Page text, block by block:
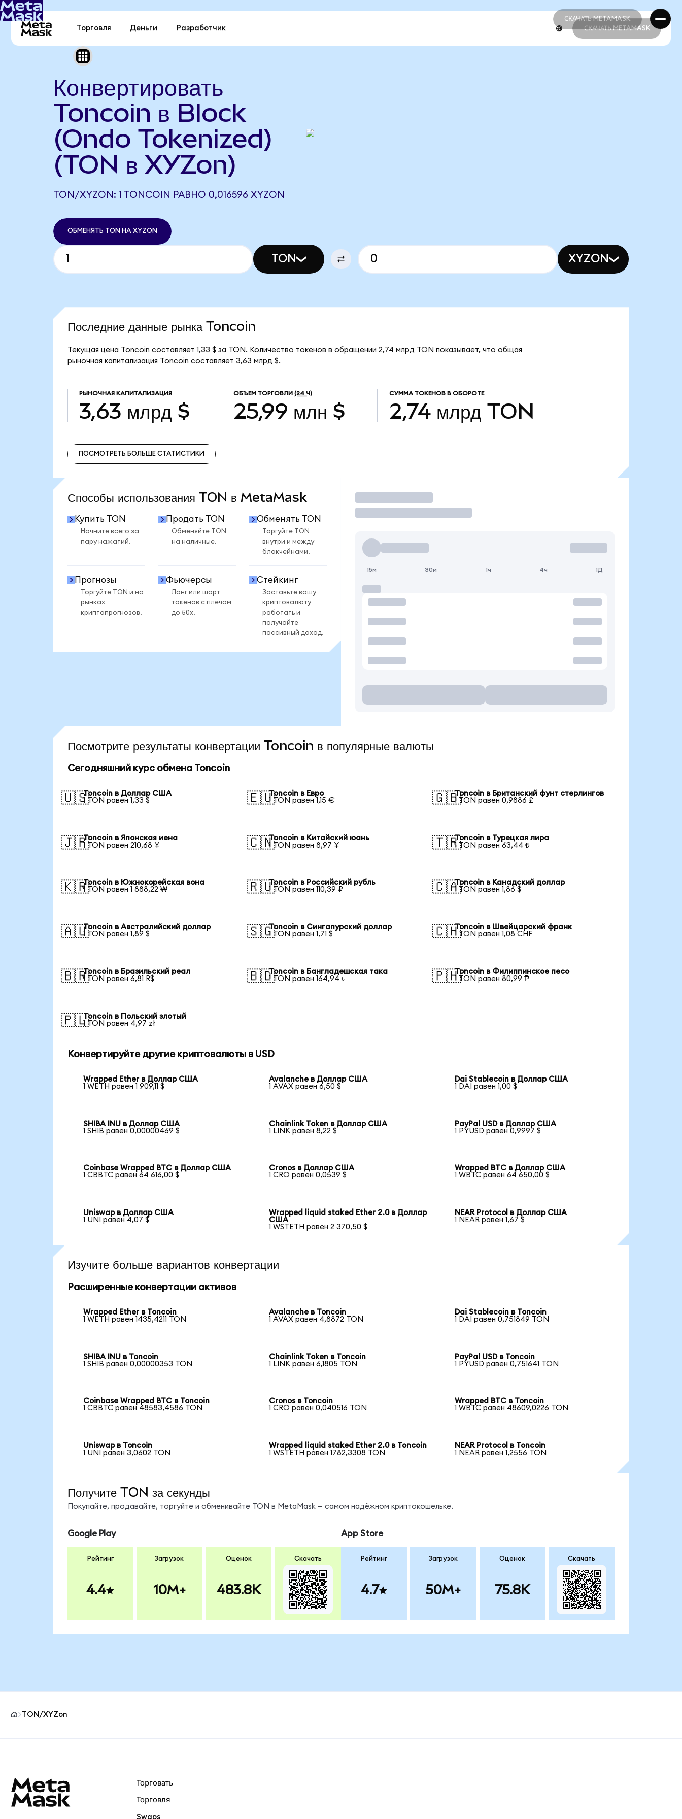
СКАЧАТЬ METAMASK
СКАЧАТЬ METAMASK
Торговля Деньги Разработчик СКАЧАТЬ METAMASK
Конвертировать
Toncoin в Block
(Ondo Tokenized)
(TON в XYZon)
TON/XYZON: 1 TONCOIN РАВНО 0,016596 XYZON
ОБМЕНЯТЬ TON НА XYZON
TON XYZON
Последние данные рынка Toncoin
Текущая цена Toncoin составляет 1,33 $ за TON. Количество токенов в обращении 2,74 млрд TON показывает, что общая
рыночная капитализация Toncoin составляет 3,63 млрд $.
РЫНОЧНАЯ КАПИТАЛИЗАЦИЯ
3,63 млрд $
ОБЪЕМ ТОРГОВЛИ (24 Ч)
25,99 млн $
СУММА ТОКЕНОВ В ОБОРОТЕ
2,74 млрд TON
ПОСМОТРЕТЬ БОЛЬШЕ СТАТИСТИКИ
Способы использования TON в MetaMask
Купить TON
Начните всего за
пару нажатий.
Продать TON
Обменяйте TON
на наличные.
Обменять TON
Торгуйте TON
внутри и между
блокчейнами.
Прогнозы
Торгуйте TON и на
рынках
криптопрогнозов.
Фьючерсы
Лонг или шорт
токенов с плечом
до 50x.
Стейкинг
Заставьте вашу
криптовалюту
работать и
получайте
пассивный доход.
Торговать
15м 30м 1ч 4ч 1Д
Посмотрите результаты конвертации Toncoin в популярные валюты
Сегодняшний курс обмена Toncoin
🇺🇸Toncoin в Доллар США
1 TON равен 1,33 $
🇪🇺Toncoin в Евро
1 TON равен 1,15 €
🇬🇧Toncoin в Британский фунт стерлингов
1 TON равен 0,9886 £
🇯🇵Toncoin в Японская иена
1 TON равен 210,68 ¥
🇨🇳Toncoin в Китайский юань
1 TON равен 8,97 ¥
🇹🇷Toncoin в Турецкая лира
1 TON равен 63,44 ₺
🇰🇷Toncoin в Южнокорейская вона
1 TON равен 1 888,22 ₩
🇷🇺Toncoin в Российский рубль
1 TON равен 110,39 ₽
🇨🇦Toncoin в Канадский доллар
1 TON равен 1,86 $
🇦🇺Toncoin в Австралийский доллар
1 TON равен 1,89 $
🇸🇬Toncoin в Сингапурский доллар
1 TON равен 1,71 $
🇨🇭Toncoin в Швейцарский франк
1 TON равен 1,08 CHF
🇧🇷Toncoin в Бразильский реал
1 TON равен 6,81 R$
🇧🇩Toncoin в Бангладешская така
1 TON равен 164,94 ৳
🇵🇭Toncoin в Филиппинское песо
1 TON равен 80,99 ₱
🇵🇱Toncoin в Польский злотый
1 TON равен 4,97 zł
Конвертируйте другие криптовалюты в USD
Wrapped Ether в Доллар США
1 WETH равен 1 909,11 $
Avalanche в Доллар США
1 AVAX равен 6,50 $
Dai Stablecoin в Доллар США
1 DAI равен 1,00 $
SHIBA INU в Доллар США
1 SHIB равен 0,00000469 $
Chainlink Token в Доллар США
1 LINK равен 8,22 $
PayPal USD в Доллар США
1 PYUSD равен 0,9997 $
Coinbase Wrapped BTC в Доллар США
1 CBBTC равен 64 616,00 $
Cronos в Доллар США
1 CRO равен 0,0539 $
Wrapped BTC в Доллар США
1 WBTC равен 64 650,00 $
Uniswap в Доллар США
1 UNI равен 4,07 $
Wrapped liquid staked Ether 2.0 в Доллар
США
1 WSTETH равен 2 370,50 $
NEAR Protocol в Доллар США
1 NEAR равен 1,67 $
Изучите больше вариантов конвертации
Расширенные конвертации активов
Wrapped Ether в Toncoin
1 WETH равен 1435,4211 TON
Avalanche в Toncoin
1 AVAX равен 4,8872 TON
Dai Stablecoin в Toncoin
1 DAI равен 0,751849 TON
SHIBA INU в Toncoin
1 SHIB равен 0,00000353 TON
Chainlink Token в Toncoin
1 LINK равен 6,1805 TON
PayPal USD в Toncoin
1 PYUSD равен 0,751641 TON
Coinbase Wrapped BTC в Toncoin
1 CBBTC равен 48583,4586 TON
Cronos в Toncoin
1 CRO равен 0,040516 TON
Wrapped BTC в Toncoin
1 WBTC равен 48609,0226 TON
Uniswap в Toncoin
1 UNI равен 3,0602 TON
Wrapped liquid staked Ether 2.0 в Toncoin
1 WSTETH равен 1782,3308 TON
NEAR Protocol в Toncoin
1 NEAR равен 1,2556 TON
Получите TON за секунды
Покупайте, продавайте, торгуйте и обменивайте TON в MetaMask — самом надёжном криптокошельке.
Google Play
Рейтинг
4.4
Загрузок
10M+
Оценок
483.8K
Скачать
App Store
Рейтинг
4.7
Загрузок
50M+
Оценок
75.8K
Скачать
TON/XYZon
Торговать
Торговля
Swaps